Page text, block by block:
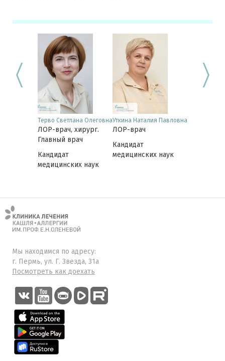
Терво Светлана Олеговна
ЛОР-врач, хирург.
Главный врач
Кандидат
медицинских наук
Уткина Наталия Павловна
ЛОР-врач
Кандидат
медицинских наук
Мы находимся по адресу:
г. Пермь, ул. Г. Звезда, 31а
Посмотреть как доехать